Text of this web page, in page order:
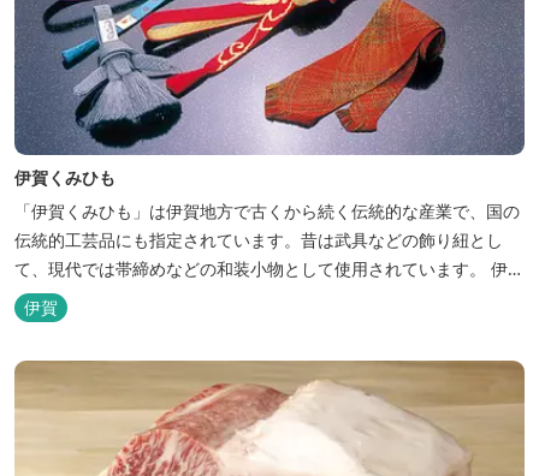
伊賀くみひも
「伊賀くみひも」は伊賀地方で古くから続く伝統的な産業で、国の
伝統的工芸品にも指定されています。昔は武具などの飾り紐とし
て、現代では帯締めなどの和装小物として使用されています。 伊賀
市内には伊賀くみひもの販売のほか、製作体験ができる施設や店舗
などがあります。
伊賀